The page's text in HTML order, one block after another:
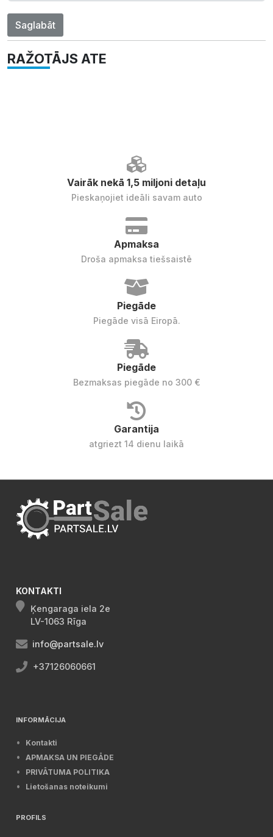
Saglabāt
RAŽOTĀJS ATE
Vairāk nekā 1,5 miljoni detaļu
Pieskaņojiet ideāli savam auto
Apmaksa
Droša apmaksa tiešsaistē
Piegāde
Piegāde visā Eiropā.
Piegāde
Bezmaksas piegāde no 300 €
Garantija
atgriezt 14 dienu laikā
KONTAKTI
Ķengaraga iela 2e
LV-1063 Rīga
info@partsale.lv
+37126060661
INFORMĀCIJA
Kontakti
APMAKSA UN PIEGĀDE
PRIVĀTUMA POLITIKA
Lietošanas noteikumi
PROFILS